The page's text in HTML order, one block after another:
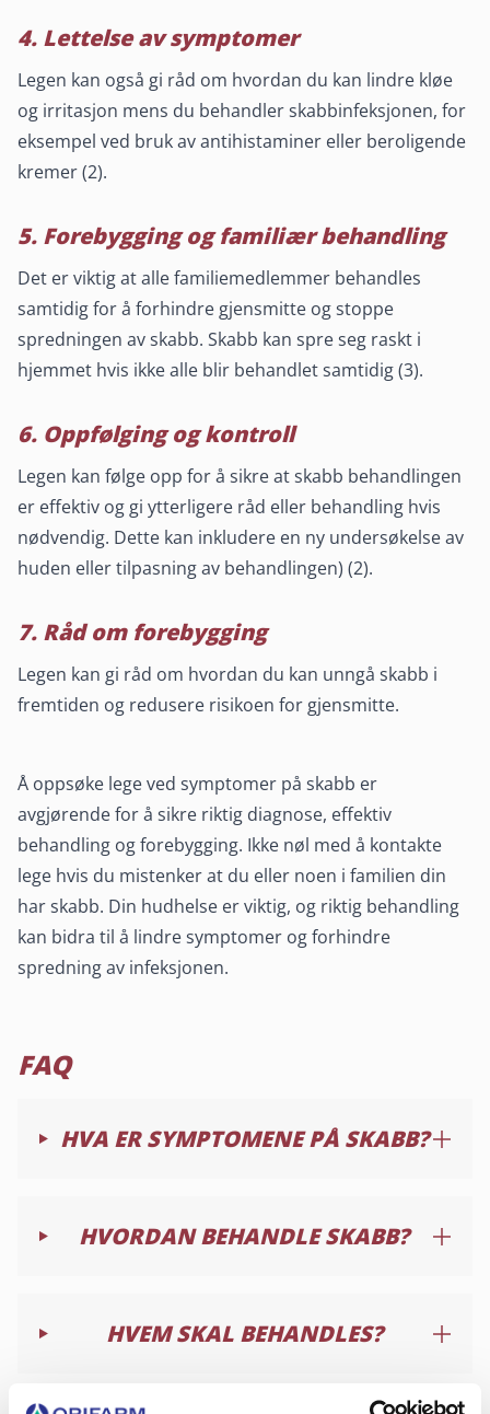
4. Lettelse av symptomer
Legen kan også gi råd om hvordan du kan lindre kløe
og irritasjon mens du behandler skabbinfeksjonen, for
eksempel ved bruk av antihistaminer eller beroligende
kremer (2).
5. Forebygging og familiær behandling
Det er viktig at alle familiemedlemmer behandles
samtidig for å forhindre gjensmitte og stoppe
spredningen av skabb. Skabb kan spre seg raskt i
hjemmet hvis ikke alle blir behandlet samtidig (3).
6. Oppfølging og kontroll
Legen kan følge opp for å sikre at skabb behandlingen
er effektiv og gi ytterligere råd eller behandling hvis
nødvendig. Dette kan inkludere en ny undersøkelse av
huden eller tilpasning av behandlingen) (2).
7. Råd om forebygging
Legen kan gi råd om hvordan du kan unngå skabb i
fremtiden og redusere risikoen for gjensmitte.
Å oppsøke lege ved symptomer på skabb er
avgjørende for å sikre riktig diagnose, effektiv
behandling og forebygging. Ikke nøl med å kontakte
lege hvis du mistenker at du eller noen i familien din
har skabb. Din hudhelse er viktig, og riktig behandling
kan bidra til å lindre symptomer og forhindre
spredning av infeksjonen.
FAQ
HVA ER SYMPTOMENE PÅ SKABB?
HVORDAN BEHANDLE SKABB?
HVEM SKAL BEHANDLES?